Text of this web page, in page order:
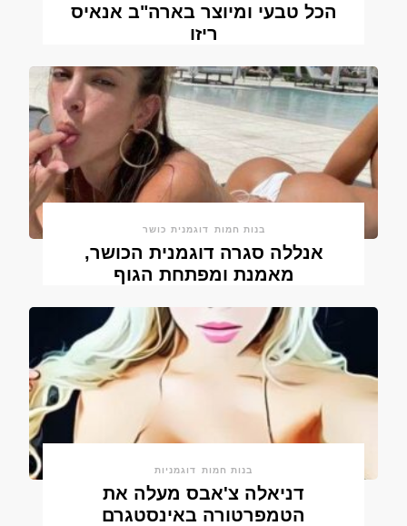
הכל טבעי ומיוצר בארה"ב אנאיס
ריזו
בנות חמות דוגמנית כושר
אנללה סגרה דוגמנית הכושר,
מאמנת ומפתחת הגוף
בנות חמות דוגמניות
דניאלה צ'אבס מעלה את
הטמפרטורה באינסטגרם